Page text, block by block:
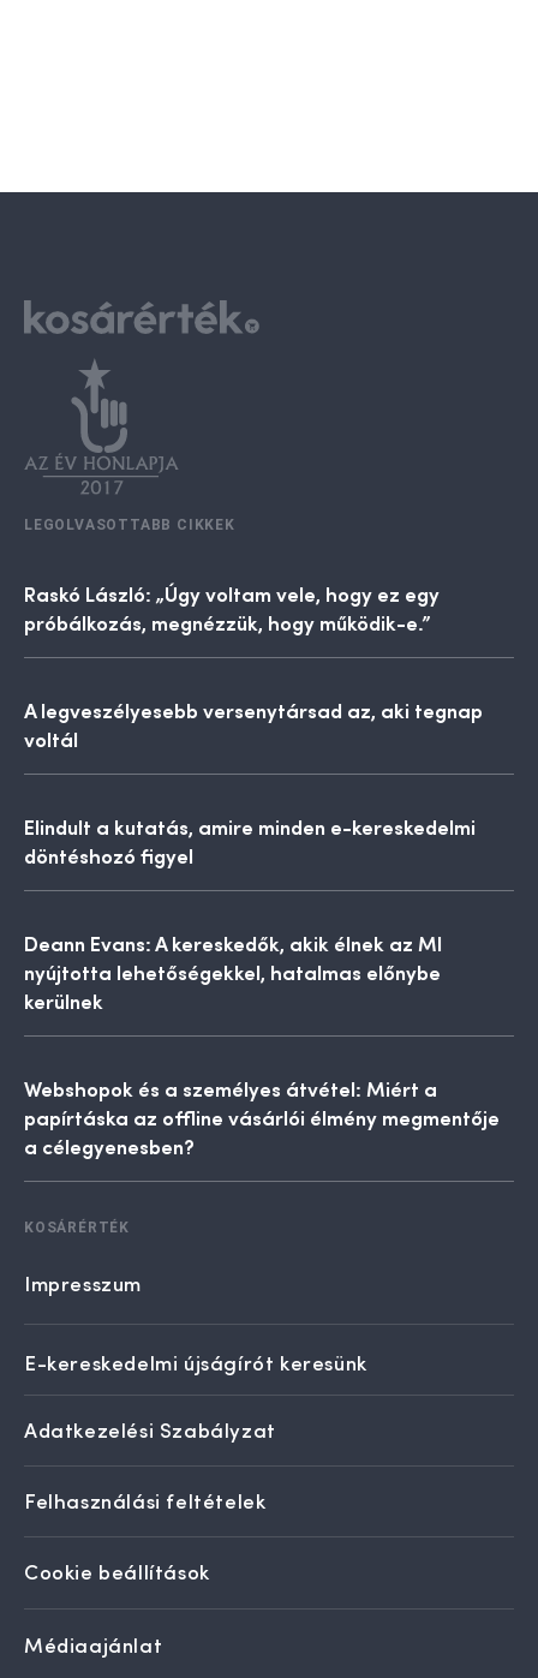
LEGOLVASOTTABB CIKKEK
Raskó László: „Úgy voltam vele, hogy ez egy
próbálkozás, megnézzük, hogy működik-e.”
A legveszélyesebb versenytársad az, aki tegnap
voltál
Elindult a kutatás, amire minden e-kereskedelmi
döntéshozó figyel
Deann Evans: A kereskedők, akik élnek az MI
nyújtotta lehetőségekkel, hatalmas előnybe
kerülnek
Webshopok és a személyes átvétel: Miért a
papírtáska az offline vásárlói élmény megmentője
a célegyenesben?
KOSÁRÉRTÉK
Impresszum
E-kereskedelmi újságírót keresünk
Adatkezelési Szabályzat
Felhasználási feltételek
Cookie beállítások
Médiaajánlat